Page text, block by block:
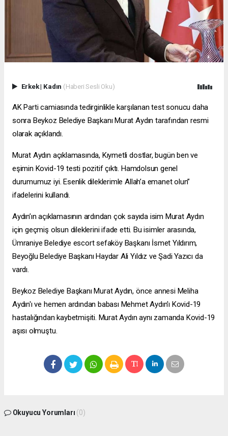
Erkek| Kadın (Haberi Sesli Oku)
AK Parti camiasında tedirginlikle karşılanan test sonucu daha
sonra Beykoz Belediye Başkanı Murat Aydın tarafından resmi
olarak açıklandı.
Murat Aydın açıklamasında, Kıymetli dostlar, bugün ben ve
eşimin Kovid-19 testi pozitif çıktı. Hamdolsun genel
durumumuz iyi. Esenlik dileklerimle Allah’a emanet olun”
ifadelerini kullandı.
Aydın’ın açıklamasının ardından çok sayıda isim Murat Aydın
için geçmiş olsun dileklerini ifade etti. Bu isimler arasında,
Ümraniye Belediye escort sefaköyBaşkanı İsmet Yıldırım,
Beyoğlu Belediye Başkanı Haydar Ali Yıldız ve Şadi Yazıcı da
vardı.
Beykoz Belediye Başkanı Murat Aydın, önce annesi Meliha
Aydın'ı ve hemen ardından babası Mehmet Aydın'ı Kovid-19
hastalığından kaybetmişiti. Murat Aydın aynı zamanda Kovid-19
aşısı olmuştu.
Okuyucu Yorumları (0)